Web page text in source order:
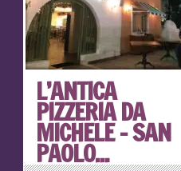
L’ANTICA
PIZZERIA DA
MICHELE – SAN
PAOLO...